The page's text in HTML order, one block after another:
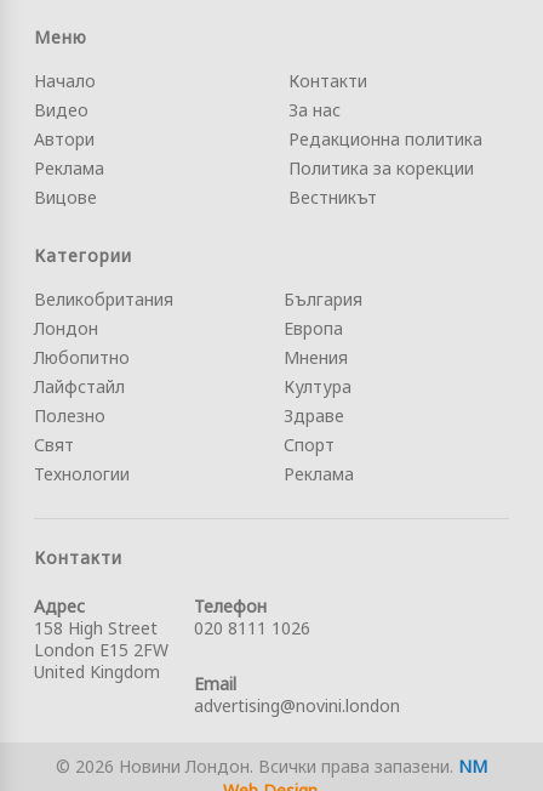
Меню
Начало
Видео
Автори
Реклама
Вицове
Контакти
За нас
Редакционна политика
Политика за корекции
Вестникът
Категории
Великобритания
Лондон
Любопитно
Лайфстайл
Полезно
Свят
Технологии
България
Европа
Мнения
Култура
Здраве
Спорт
Реклама
Контакти
Адрес
158 High Street
London E15 2FW
United Kingdom
Телефон
020 8111 1026
Email
advertising@novini.london
© 2026 Новини Лондон. Всички права запазени. NM